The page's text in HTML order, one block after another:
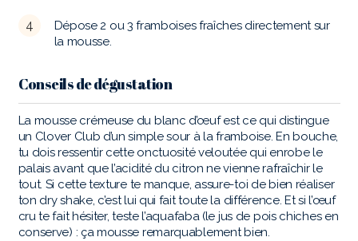
Dépose 2 ou 3 framboises fraîches directement sur
la mousse.
Conseils de dégustation
La mousse crémeuse du blanc d’œuf est ce qui distingue
un Clover Club d’un simple sour à la framboise. En bouche,
tu dois ressentir cette onctuosité veloutée qui enrobe le
palais avant que l’acidité du citron ne vienne rafraîchir le
tout. Si cette texture te manque, assure-toi de bien réaliser
ton dry shake, c’est lui qui fait toute la différence. Et si l’œuf
cru te fait hésiter, teste l’aquafaba (le jus de pois chiches en
conserve) : ça mousse remarquablement bien.